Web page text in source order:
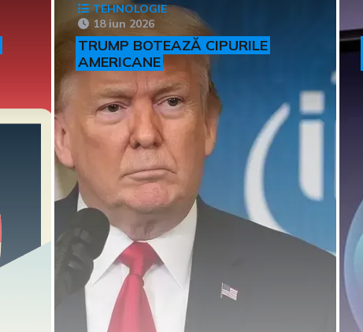
TEHNOLOGIE
18 iun 2026
TRUMP BOTEAZĂ CIPURILE
AMERICANE